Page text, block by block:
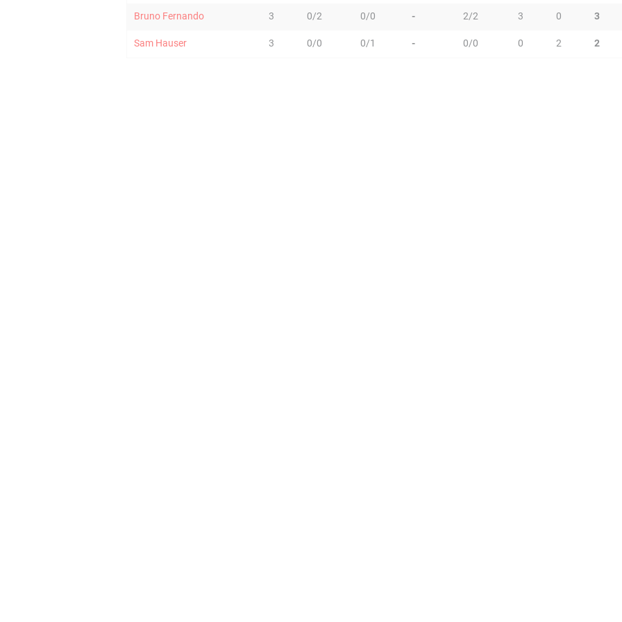
Bruno Fernando 3 0/2 0/0 - 2/2 3 0 3
Sam Hauser 3 0/0 0/1 - 0/0 0 2 2